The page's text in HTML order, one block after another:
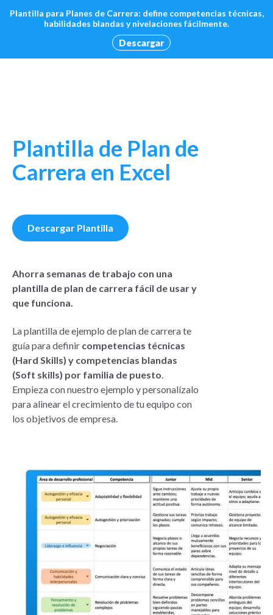
Plantilla para Planes de Carrera: define competencias técnicas,
habilidades blandas y nivelaciones fácilmente.
Descargar
Plantilla de Plan de
Carrera en Excel
Descargar Plantilla
Ahorra semanas de trabajo con una
plantilla de plan de carrera fácil de usar y
que funciona.
La plantilla de ejemplo de plan de carrera te
guía para definir competencias técnicas
(Hard Skills) y competencias blandas
(Soft skills) por familia de puesto.
Empieza con nuestro ejemplo y personalízalo
para alinear el crecimiento de tu equipo con
los objetivos de empresa.